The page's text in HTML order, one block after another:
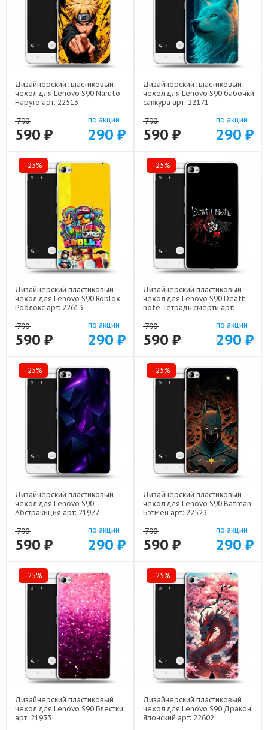
Дизайнерский пластиковый
чехол для Lenovo S90 Naruto
Наруто арт: 22513
790
590 ₽
по акции
290 ₽
Дизайнерский пластиковый
чехол для Lenovo S90 бабочки
саккура арт: 22171
790
590 ₽
по акции
290 ₽
-25%
Дизайнерский пластиковый
чехол для Lenovo S90 Roblox
Роблокс арт: 22613
790
590 ₽
по акции
290 ₽
-25%
Дизайнерский пластиковый
чехол для Lenovo S90 Death
note Тетрадь смерти арт:
790
590 ₽
по акции
290 ₽
-25%
Дизайнерский пластиковый
чехол для Lenovo S90
Абстракиция арт: 21977
790
590 ₽
по акции
290 ₽
-25%
Дизайнерский пластиковый
чехол для Lenovo S90 Batman
Бэтмен арт: 22523
790
590 ₽
по акции
290 ₽
-25%
Дизайнерский пластиковый
чехол для Lenovo S90 Блестки
арт: 21933
-25%
Дизайнерский пластиковый
чехол для Lenovo S90 Дракон
Японский арт: 22602